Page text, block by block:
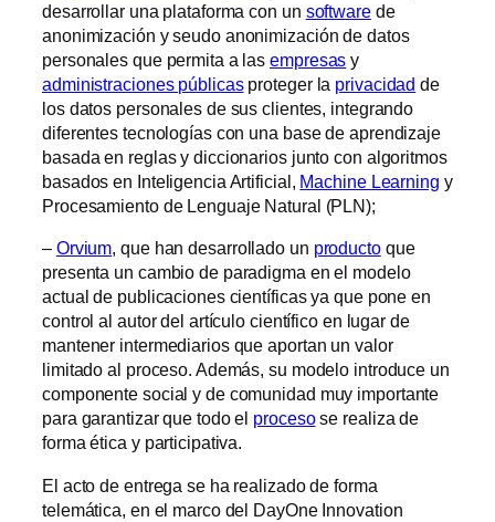
desarrollar una plataforma con un softwarede
anonimización y seudo anonimización de datos
personales que permita a lasempresas y
administraciones públicasproteger la privacidad de
los datos personales de sus clientes, integrando
diferentes tecnologías con una base de aprendizaje
basada en reglas y diccionarios junto con algoritmos
basados en Inteligencia Artificial, Machine Learning y
Procesamiento de Lenguaje Natural (PLN);
– Orvium, que han desarrollado un productoque
presenta un cambio de paradigma en el modelo
actual de publicaciones científicas ya que pone en
control al autor del artículo científico en lugar de
mantener intermediarios que aportan un valor
limitado al proceso. Además, su modelo introduce un
componente social y de comunidad muy importante
para garantizar que todo el procesose realiza de
forma ética y participativa.
El acto de entrega se ha realizado de forma
telemática, en el marco del DayOne Innovation